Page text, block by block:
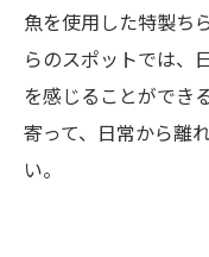
魚を使用した特製ち
らのスポットでは、
を感じることができ
寄って、日常から離
い。